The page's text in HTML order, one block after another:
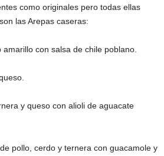
como originales pero todas ellas
las Arepas caseras:
amarillo con salsa de chile poblano.
y queso con alioli de aguacate
pollo, cerdo y ternera con guacamole y